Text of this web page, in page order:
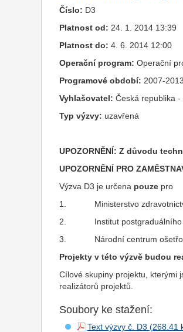
Číslo: D3
Platnost od: 24. 1. 2014 13:39
Platnost do: 4. 6. 2014 12:00
Operační program: Operační
Programové období: 2007-2013
Vyhlašovatel: Česká republika
Typ výzvy: uzavřená
UPOZORNĚNÍ: Z důvodu
UPOZORNĚNÍ PRO
Výzva D3 je určena pouzepro
1. Ministerstvo zdravotnictví
2. Institut postgraduálního
3. Národní centrum
Projekty v této výzvě budou
Cílové skupiny projektu, kterými
realizátorů projektů.
Soubory ke stažení:
Text výzvy č. D3